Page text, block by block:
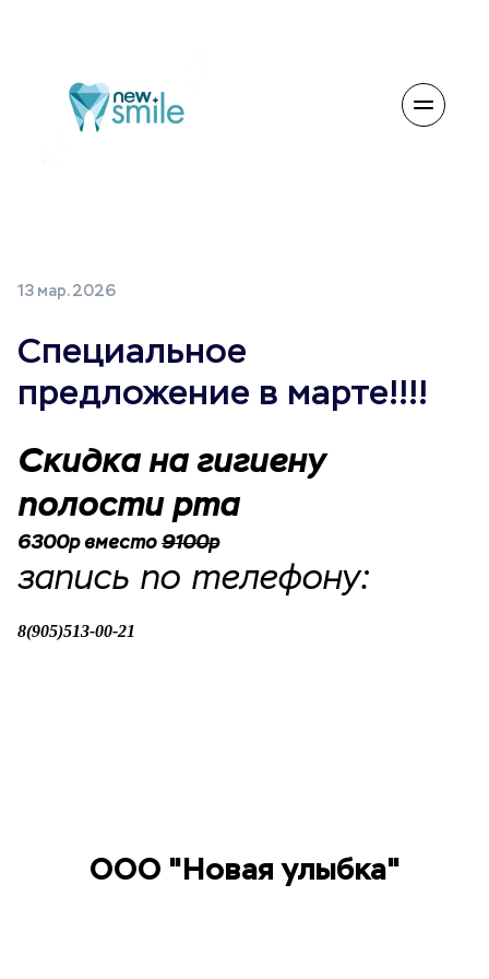
13 мар. 2026
Специальное
предложение в марте!!!!
Скидка на гигиену
полости рта
6300р вместо 9100р
запись по телефону:
8(905)513-00-21
ООО "Новая улыбка"